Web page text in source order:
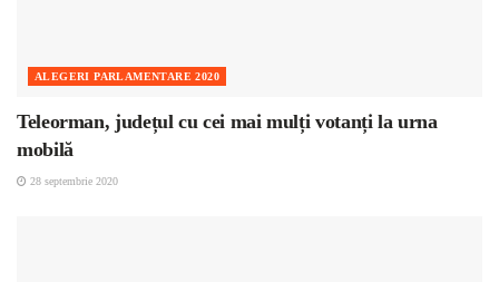
ALEGERI PARLAMENTARE 2020
Teleorman, județul cu cei mai mulți votanți la urna
mobilă
28 septembrie 2020